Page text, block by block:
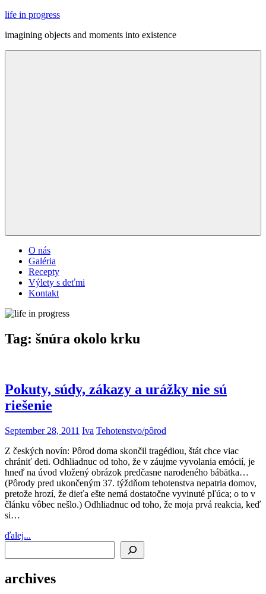
Skip
content
life in progress
imagining objects and moments into existence
O nás
Galéria
Recepty
Výlety s deťmi
Kontakt
Tag: šnúra okolo krku
Pokuty, súdy, zákazy a urážky nie sú
riešenie
September 28, 2011 Iva Tehotenstvo/pôrod
Z českých novín: Pôrod doma skončil tragédiou, štát chce viac
chrániť deti. Odhliadnuc od toho, že v záujme vyvolania emócií, je
hneď na úvod vložený obrázok predčasne narodeného bábätka…
(Pôrody pred ukončeným 37. týždňom tehotenstva nepatria domov,
pretože hrozí, že dieťa ešte nemá dostatočne vyvinuté pľúca; o to v
článku vôbec nešlo.) Odhliadnuc od toho, že moja prvá reakcia, keď
si…
ďalej...
archives